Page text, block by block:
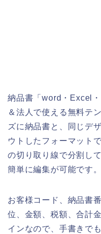
納品書「word・Excel
＆法人で使える無料テ
ズに納品書と、同じデ
ウトしたフォーマット
の切り取り線で分割し
簡単に編集が可能です。
お客様コード、納品書
位、金額、税額、合計
インなので、手書きで